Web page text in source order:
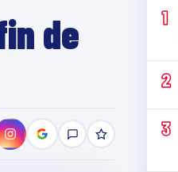
de
1
2
3